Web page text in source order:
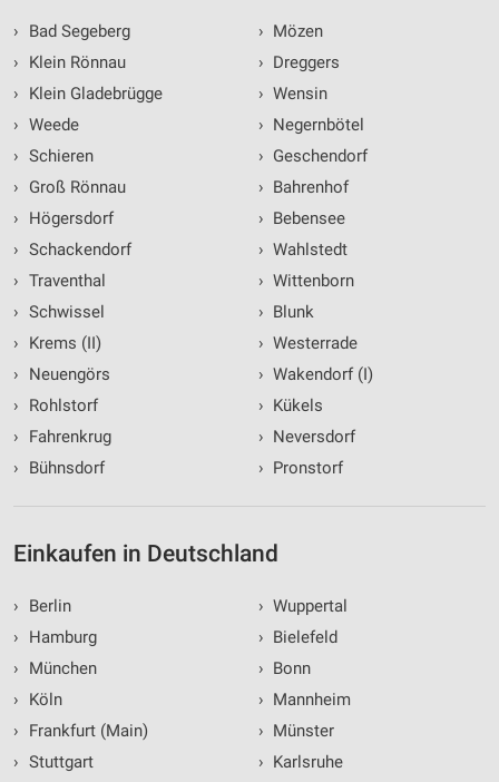
›
Bad Segeberg
›
Klein Rönnau
›
Klein Gladebrügge
› Weede
› Schieren
›
Groß Rönnau
›
Högersdorf
› Schackendorf
› Traventhal
› Schwissel
›
Krems (II)
›
Neuengörs
›
Rohlstorf
›
Fahrenkrug
›
Bühnsdorf
› Mözen
› Dreggers
› Wensin
› Negernbötel
› Geschendorf
› Bahrenhof
› Bebensee
› Wahlstedt
› Wittenborn
› Blunk
› Westerrade
› Wakendorf (I)
› Kükels
› Neversdorf
› Pronstorf
Einkaufen in Deutschland
›
Berlin
›
Hamburg
›
München
›
Köln
›
Frankfurt (Main)
› Stuttgart
› Wuppertal
› Bielefeld
› Bonn
› Mannheim
› Münster
› Karlsruhe